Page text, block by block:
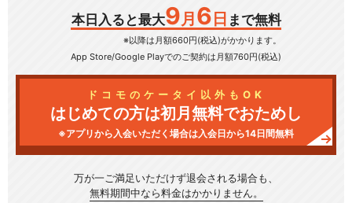
本日入ると最大9 月 6 日 まで無料
※以降は月額660円(税込)がかかります。
App Store/Google Playでのご契約は月額760円(税込)
ドコモのケータイ以外もOK
はじめての方は初月無料でおためし
※アプリから入会いただく場合は入会日から14日間無料
万が一ご満足いただけず退会される場合も、
無料期間中なら料金はかかりません。